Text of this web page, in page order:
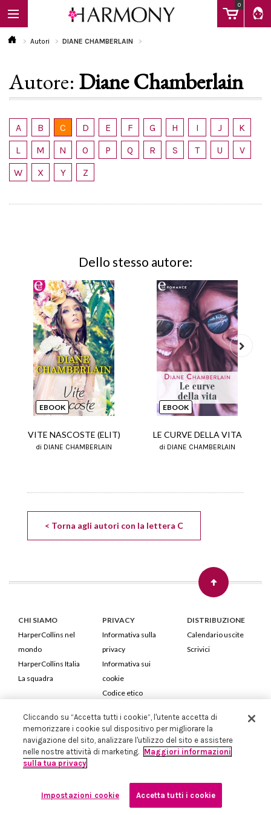
0
EBOOK
LIBRI
Calendario
Autori DIANE CHAMBERLAIN
Autore: Diane Chamberlain
A B C D E F G H I J
K
L
M N O P Q R S T U
V
W
X Y Z
Dello stesso autore:
EBOOK
VITE NASCOSTE (ELIT)
di DIANE CHAMBERLAIN
EBOOK
LE CURVE DELLA VITA
di DIANE CHAMBERLAIN
Next
< Torna agli autori con la lettera C
CHI SIAMO
HarperCollins nel
mondo
HarperCollins Italia
La squadra
PRIVACY
Informativa sulla
privacy
Informativa sui
cookie
Codice etico
DISTRIBUZIONE
Calendario uscite
Scrivici
HarperCollins Italia S.p.A. Viale Monte Nero, 84 - 20135 Milano
Cod. Fiscale e P.IVA 05946780151 - Capitale Sociale 258.250 €
Iscritta in Milano al Registro delle imprese nr.198004 e REA nr.1051898
Cliccando su “Accetta tutti i cookie”, l'utente accetta di
memorizzare i cookie sul dispositivo per migliorare la
navigazione del sito, analizzare l'utilizzo del sito e assistere
nelle nostre attività di marketing. Maggiori informazioni
sulla tua privacy
Impostazioni cookie Accetta tutti i cookie